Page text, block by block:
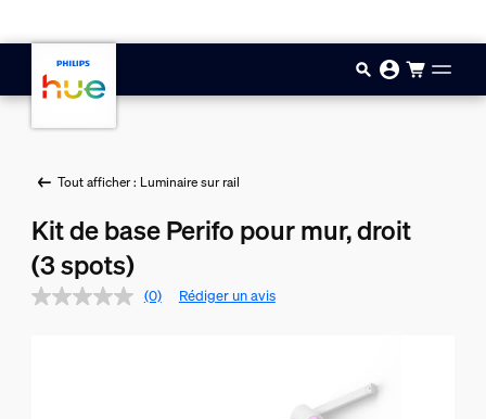
Tout afficher : Luminaire sur rail
Kit de base Perifo pour mur, droit
(3 spots)
(0) Rédiger un avis